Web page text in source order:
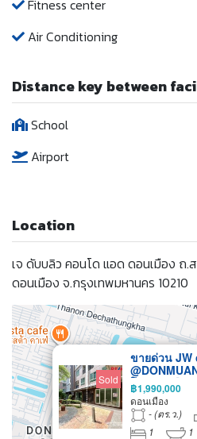
Fitness center
Air Conditioning
Distance key between
School
Airport
Location
เจ ดับบลิว คอนโด แอด ดอนเมือง ถ.
ดอนเมือง จ.กรุงเทพมหานคร 10210
Sold
ขายด่วน JW
โด ดอนเมือง
อาศัย กิจการ
สายสีแดง ใก
฿1,990,000
ดอนเมือง
- (ตร.ว.)
1
1